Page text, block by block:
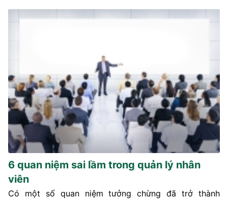
6 quan niệm sai lầm trong quản lý nhân
viên
Có một số quan niệm tưởng chừng đã trở thành